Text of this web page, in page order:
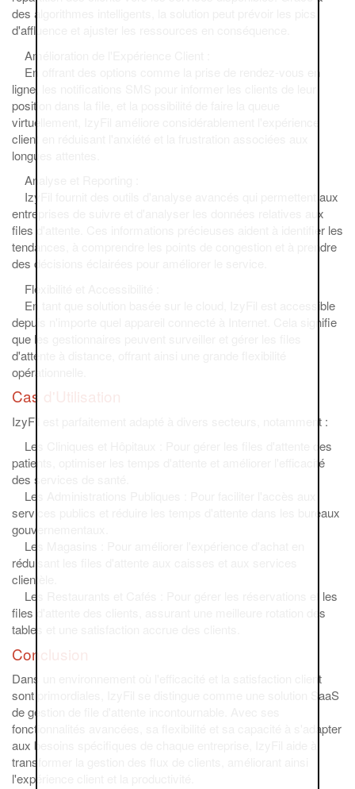
des algorithmes intelligents, la solution peut prévoir les pics
d'affluence et ajuster les ressources en conséquence.
Amélioration de l'Expérience Client :
En offrant des options comme la prise de rendez-vous en
ligne, les notifications SMS pour informer les clients de leur
position dans la file, et la possibilité de faire la queue
virtuellement, IzyFil améliore considérablement l'expérience
client en réduisant l'anxiété et la frustration associées aux
longues attentes.
Analyse et Reporting :
IzyFil fournit des outils d'analyse avancés qui permettent aux
entreprises de suivre et d'analyser les données relatives aux
files d'attente. Ces informations précieuses aident à identifier les
tendances, à comprendre les points de congestion et à prendre
des décisions éclairées pour améliorer le service.
Flexibilité et Accessibilité :
En tant que solution basée sur le cloud, IzyFil est accessible
depuis n'importe quel appareil connecté à Internet. Cela signifie
que les gestionnaires peuvent surveiller et gérer les files
d'attente à distance, offrant ainsi une grande flexibilité
opérationnelle.
Cas d'Utilisation
IzyFil est parfaitement adapté à divers secteurs, notamment :
Les Cliniques et Hôpitaux : Pour gérer les files d'attente des
patients, optimiser les temps d'attente et améliorer l'efficacité
des services de santé.
Les Administrations Publiques : Pour faciliter l'accès aux
services publics et réduire les temps d'attente dans les bureaux
gouvernementaux.
Les Magasins : Pour améliorer l'expérience d'achat en
réduisant les files d'attente aux caisses et aux services
clientèle.
Les Restaurants et Cafés : Pour gérer les réservations et les
files d'attente des clients, assurant une meilleure rotation des
tables et une satisfaction accrue des clients.
Conclusion
Dans un environnement où l'efficacité et la satisfaction client
sont primordiales, IzyFil se distingue comme une solution SaaS
de gestion de file d'attente incontournable. Avec ses
fonctionnalités avancées, sa flexibilité et sa capacité à s'adapter
aux besoins spécifiques de chaque entreprise, IzyFil aide à
transformer la gestion des flux de clients, améliorant ainsi
l'expérience client et la productivité.